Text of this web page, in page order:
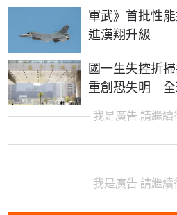
軍武》首批性
進漢翔升級
國一生失控折
重創恐失明 全
我是廣告 請繼續
我是廣告 請繼續